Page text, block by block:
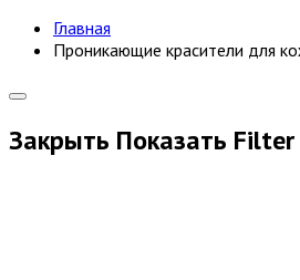
Главная
Проникающие красители для
Закрыть Показать Filter